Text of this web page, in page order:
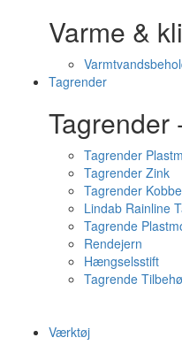
Varme &
Tagrender
Tagrender
Tagrender
Tagrender Zink
Tagrender
Lindab Rainline
Tagrende
Rendejern
Hængselsstift
Tagrende
Værktøj